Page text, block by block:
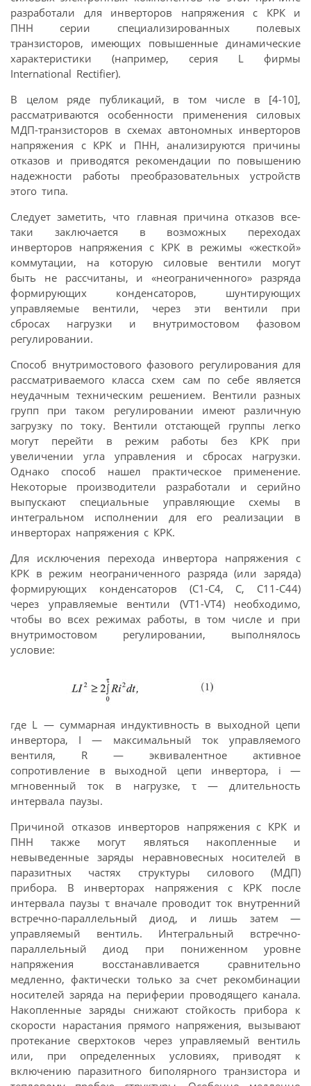
разработали для инверторов напряжения с КРК и
ПНН серии специализированных полевых
транзисторов, имеющих повышенные динамические
характеристики (например, серия L фирмы
International Rectifier).
В целом ряде публикаций, в том числе в [4-10],
рассматриваются особенности применения силовых
МДП-транзисторов в схемах автономных инверторов
напряжения с КРК и ПНН, анализируются причины
отказов и приводятся рекомендации по повышению
надежности работы преобразовательных устройств
этого типа.
Следует заметить, что главная причина отказов все-
таки заключается в возможных переходах
инверторов напряжения с КРК в режимы «жесткой»
коммутации, на которую силовые вентили могут
быть не рассчитаны, и «неограниченного» разряда
формирующих конденсаторов, шунтирующих
управляемые вентили, через эти вентили при
сбросах нагрузки и внутримостовом фазовом
регулировании.
Способ внутримостового фазового регулирования для
рассматриваемого класса схем сам по себе является
неудачным техническим решением. Вентили разных
групп при таком регулировании имеют различную
загрузку по току. Вентили отстающей группы легко
могут перейти в режим работы без КРК при
увеличении угла управления и сбросах нагрузки.
Однако способ нашел практическое применение.
Некоторые производители разработали и серийно
выпускают специальные управляющие схемы в
интегральном исполнении для его реализации в
инверторах напряжения с КРК.
Для исключения перехода инвертора напряжения с
КРК в режим неограниченного разряда (или заряда)
формирующих конденсаторов (С1-С4, С, С11-С44)
через управляемые вентили (VT1-VT4) необходимо,
чтобы во всех режимах работы, в том числе и при
внутримостовом регулировании, выполнялось
условие:
где L — суммарная индуктивность в выходной цепи
инвертора, I — максимальный ток управляемого
вентиля, R — эквивалентное активное
сопротивление в выходной цепи инвертора, i —
мгновенный ток в нагрузке, τ — длительность
интервала паузы.
Причиной отказов инверторов напряжения с КРК и
ПНН также могут являться накопленные и
невыведенные заряды неравновесных носителей в
паразитных частях структуры силового (МДП)
прибора. В инверторах напряжения с КРК после
интервала паузы τ вначале проводит ток внутренний
встречно-параллельный диод, и лишь затем —
управляемый вентиль. Интегральный встречно-
параллельный диод при пониженном уровне
напряжения восстанавливается сравнительно
медленно, фактически только за счет рекомбинации
носителей заряда на периферии проводящего канала.
Накопленные заряды снижают стойкость прибора к
скорости нарастания прямого напряжения, вызывают
протекание сверхтоков через управляемый вентиль
или, при определенных условиях, приводят к
включению паразитного биполярного транзистора и